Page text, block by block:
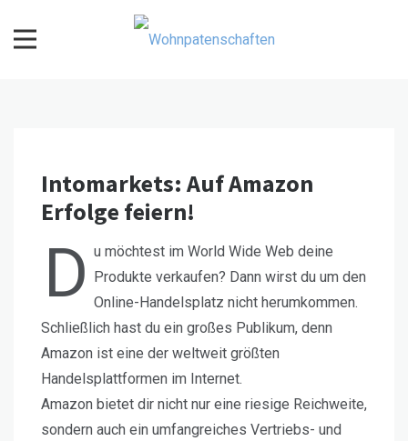
content
Intomarkets: Auf Amazon
Erfolge feiern!
D u möchtest im World Wide Web deine
Produkte verkaufen? Dann wirst du um den
Online-Handelsplatz nicht herumkommen.
Schließlich hast du ein großes Publikum, denn
Amazon ist eine der weltweit größten
Handelsplattformen im Internet.
Amazon bietet dir nicht nur eine riesige Reichweite,
sondern auch ein umfangreiches Vertriebs- und